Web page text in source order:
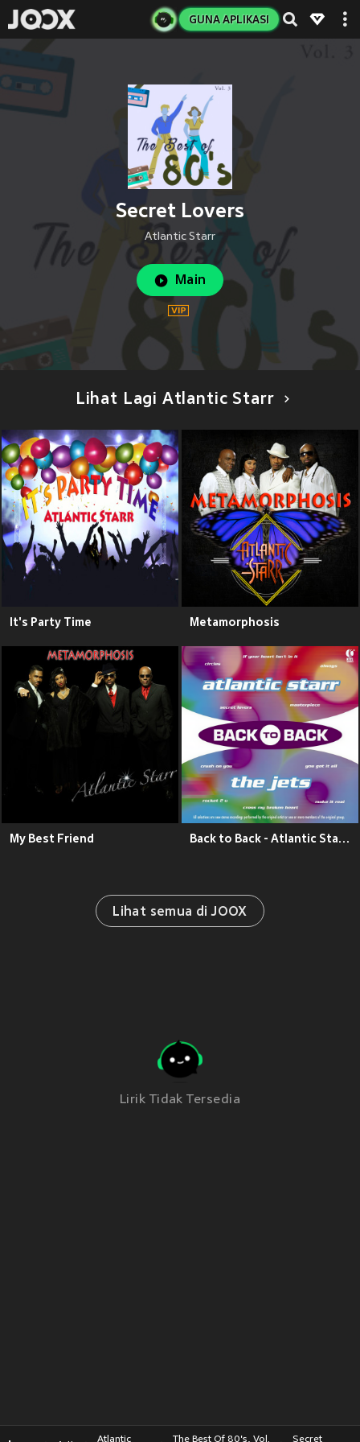
GUNA APLIKASI
Secret Lovers
Atlantic Starr
Main
Lihat Lagi Atlantic Starr
It's Party Time Metamorphosis
My Best Friend Back to Back - Atlantic Starr & The Jets
Lihat semua di JOOX
Lirik Tidak Tersedia
Atlantic The Best Of 80's, Vol. Secret